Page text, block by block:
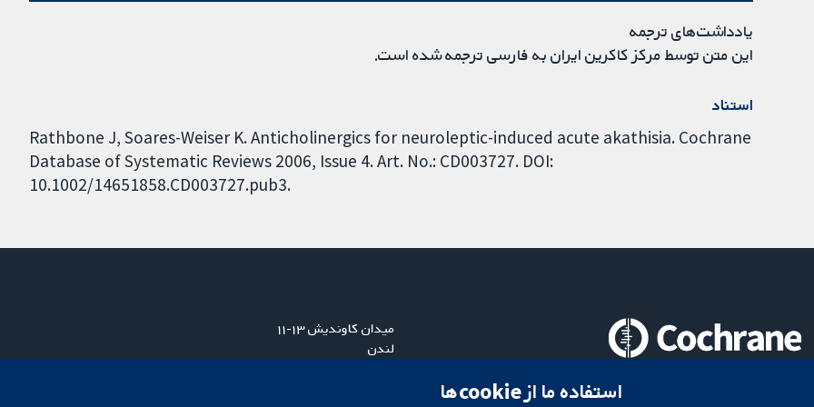
یادداشت‌های ترجمه
این متن توسط مرکز کاکرین ایران به فارسی ترجمه شده است.
استناد
Rathbone J, Soares-Weiser K. Anticholinergics for neuroleptic-induced acute akathisia. Cochrane
Database of Systematic Reviews 2006, Issue 4. Art. No.: CD003727. DOI:
10.1002/14651858.CD003727.pub3.
میدان کاوندیش ۱۳-۱۱
لندن
استفاده ما از cookie‌ها